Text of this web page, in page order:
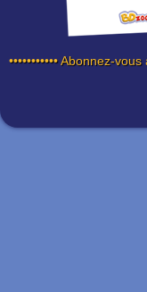
••••••••••• Abonnez-